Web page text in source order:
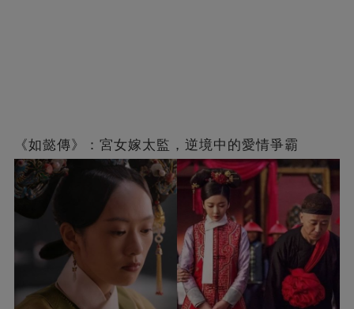
《如懿傳》：宮女嫁太監，逆境中的愛情爭霸